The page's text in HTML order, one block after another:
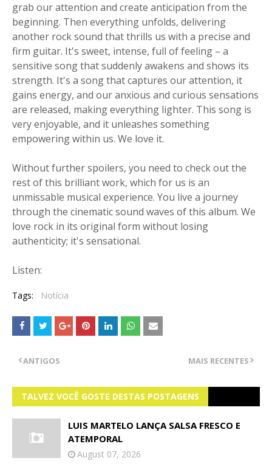
grab our attention and create anticipation from the
beginning. Then everything unfolds, delivering
another rock sound that thrills us with a precise and
firm guitar. It's sweet, intense, full of feeling – a
sensitive song that suddenly awakens and shows its
strength. It's a song that captures our attention, it
gains energy, and our anxious and curious sensations
are released, making everything lighter. This song is
very enjoyable, and it unleashes something
empowering within us. We love it.
Without further spoilers, you need to check out the
rest of this brilliant work, which for us is an
unmissable musical experience. You live a journey
through the cinematic sound waves of this album. We
love rock in its original form without losing
authenticity; it's sensational.
Listen:
Tags: Notícia
MAIS RECENTES
ANTIGOS
TALVEZ VOCÊ GOSTE DESTAS POSTAGENS
LUIS MARTELO LANÇA SALSA FRESCO E
ATEMPORAL
August 07, 2026